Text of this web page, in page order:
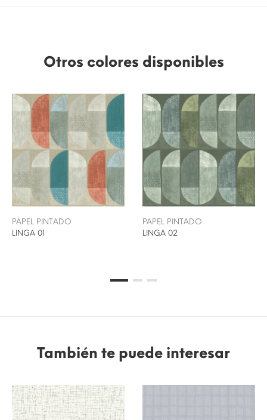
Otros colores disponibles
PAPEL PINTADO
LINGA 01
PAPEL PINTADO
LINGA 02
También te puede interesar